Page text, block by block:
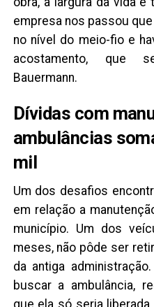
empresa nos passou
no nível do meio-fio e
acostamento, que
Bauermann.
Dívidas com
ambulâncias
mil
Um dos desafios
em relação a
município. Um dos
meses, não pôde ser
da antiga
buscar a ambulância,